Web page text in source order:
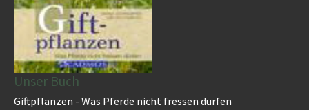
Unser Buch
Giftpflanzen - Was Pferde nicht fressen dürfen